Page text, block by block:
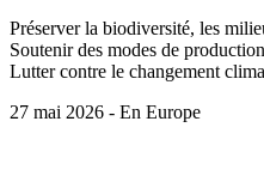
Préserver la biodiversité, les
Soutenir des modes de
Lutter contre le changement
27 mai 2026 - En Europe